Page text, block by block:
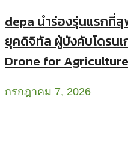
depa นำร่องรุ่นแรกที่
ยุคดิจิทัล ผู้บังคับโดรน
Drone for
กรกฎาคม 7, 2026